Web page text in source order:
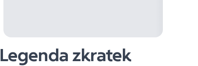
Legenda zkratek